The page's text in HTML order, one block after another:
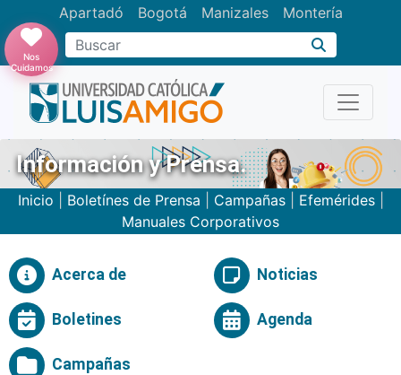
Apartadó Bogotá Manizales Montería
Buscar
Nos
Cuidamos
Información y Prensa.
Inicio Boletínes de Prensa Campañas| Efemérides|
Manuales Corporativos
Acerca de Noticias
Boletines Agenda
Campañas